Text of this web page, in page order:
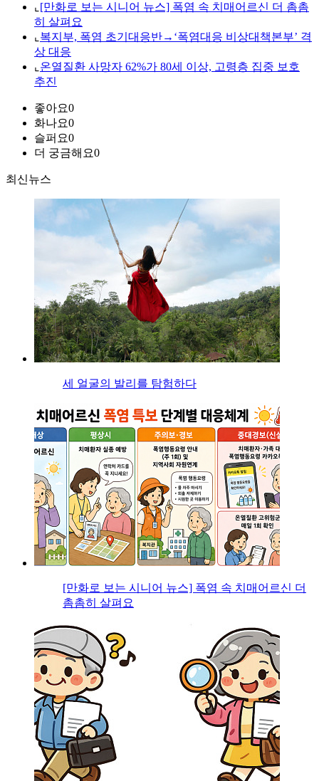
⌞ [만화로 보는 시니어 뉴스] 폭염 속 치매어르신 더 촘촘
히 살펴요
⌞ 복지부, 폭염 초기대응반→‘폭염대응 비상대책본부’ 격
상 대응
⌞ 온열질환 사망자 62%가 80세 이상, 고령층 집중 보호
추진
좋아요0
화나요0
슬퍼요0
더 궁금해요0
최신뉴스
세 얼굴의 발리를 탐험하다
[만화로 보는 시니어 뉴스] 폭염 속 치매어르신 더
촘촘히 살펴요